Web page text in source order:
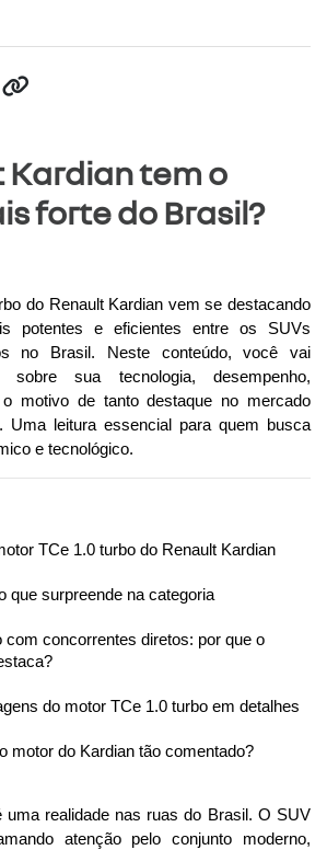
Kardian tem o
forte do Brasil?
do Renault Kardian vem se destacando
potentes e eficientes entre os SUVs
no Brasil. Neste conteúdo, você vai
sobre sua tecnologia, desempenho,
motivo de tanto destaque no mercado
Uma leitura essencial para quem busca
e tecnológico.
TCe 1.0 turbo do Renault Kardian
que surpreende na categoria
com concorrentes diretos: por que o
do motor TCe 1.0 turbo em detalhes
motor do Kardian tão comentado?
uma realidade nas ruas do Brasil. O SUV
atenção pelo conjunto moderno,